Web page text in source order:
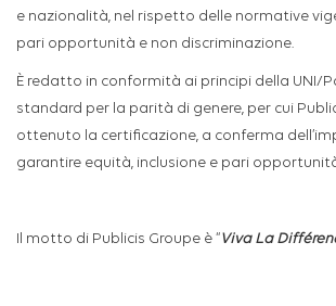
e nazionalità, nel rispetto delle normative
pari opportunità e non discriminazione.
È redatto in conformità ai principi della UNI/
standard per la parità di genere, per cui
ottenuto la certificazione, a conferma
garantire equità, inclusione e pari
Il motto di Publicis Groupe è “Viva La